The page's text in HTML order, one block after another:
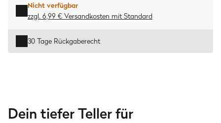
Nicht verfügbar
zzgl. 6,99 € Versandkosten mit Standard
30 Tage Rückgaberecht
Dein tiefer Teller für